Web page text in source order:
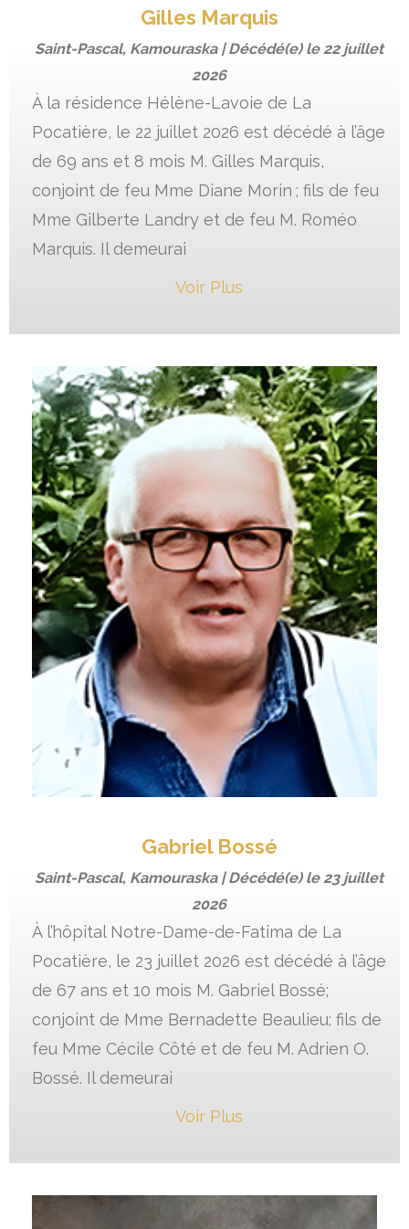
Gilles Marquis
Saint-Pascal, Kamouraska | Décédé(e) le 22 juillet
2026
À la résidence Hélène-Lavoie de La
Pocatière, le 22 juillet 2026 est décédé à l’âge
de 69 ans et 8 mois M. Gilles Marquis,
conjoint de feu Mme Diane Morin ; fils de feu
Mme Gilberte Landry et de feu M. Roméo
Marquis. Il demeurai
Voir Plus
Gabriel Bossé
Saint-Pascal, Kamouraska | Décédé(e) le23 juillet
2026
À l’hôpital Notre-Dame-de-Fatima de La
Pocatière, le 23 juillet 2026 est décédé à l’âge
de 67 ans et 10 mois M. Gabriel Bossé;
conjoint de Mme Bernadette Beaulieu; fils de
feu Mme Cécile Côté et de feu M. Adrien O.
Bossé. Il demeurai
Voir Plus